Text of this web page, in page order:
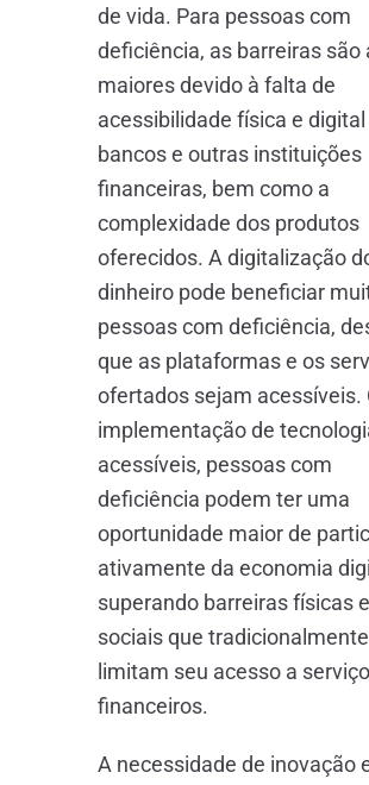
de vida. Para pessoas com
deficiência, as barreiras são
maiores devido à falta de
acessibilidade física e
bancos e outras instituições
financeiras, bem como a
complexidade dos produtos
oferecidos. A digitalização
dinheiro pode beneficiar
pessoas com deficiência,
que as plataformas e os
ofertados sejam acessíveis.
implementação de
acessíveis, pessoas com
deficiência podem ter uma
oportunidade maior de
ativamente da economia
superando barreiras físicas e
sociais que tradicionalmente
limitam seu acesso a
financeiros.
A necessidade de inovação